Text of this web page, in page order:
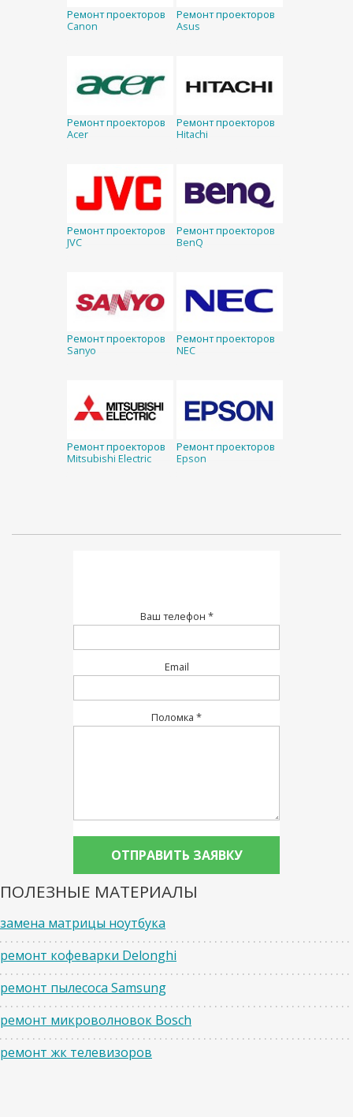
Ремонт проекторов
Canon
Ремонт проекторов
Asus
Ремонт проекторов
Acer
Ремонт проекторов
Hitachi
Ремонт проекторов
JVC
Ремонт проекторов
BenQ
Ремонт проекторов
Sanyo
Ремонт проекторов
NEC
Ремонт проекторов
Mitsubishi Electric
Ремонт проекторов
Epson
Ваш телефон *
Email
Поломка *
ПОЛЕЗНЫЕ МАТЕРИАЛЫ
замена матрицы ноутбука
ремонт кофеварки Delonghi
ремонт пылесоса Samsung
ремонт микроволновок Bosch
ремонт жк телевизоров